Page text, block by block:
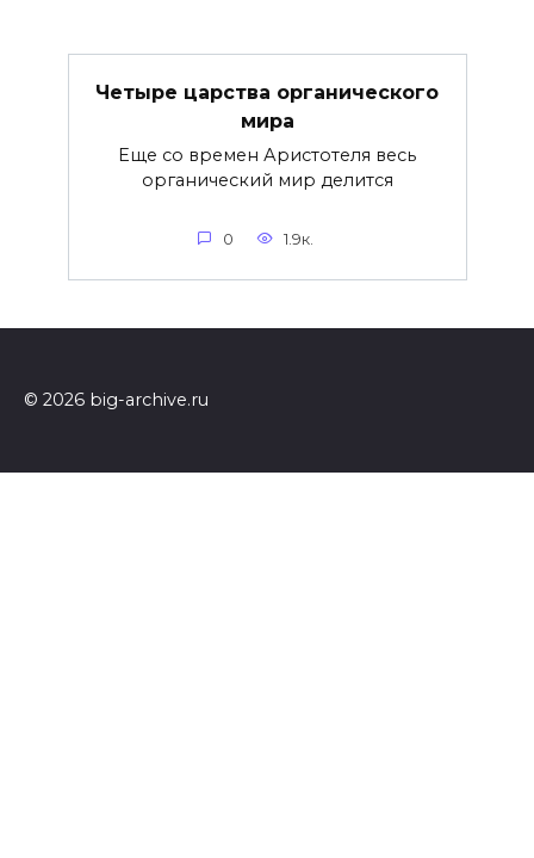
Четыре царства органического
мира
Еще со времен Аристотеля весь
органический мир делится
0 1.9к.
© 2026 big-archive.ru